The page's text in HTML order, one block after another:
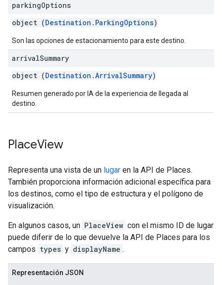
parkingOptions
object (Destination.ParkingOptions)
Son las opciones de estacionamiento para este destino.
arrivalSummary
object (Destination.ArrivalSummary)
Resumen generado por IA de la experiencia de llegada al
destino.
PlaceView
Representa una vista de un lugar en la API de Places.
También proporciona información adicional específica para
los destinos, como el tipo de estructura y el polígono de
visualización.
En algunos casos, un PlaceView con el mismo ID de lugar
puede diferir de lo que devuelve la API de Places para los
campos types y displayName .
Representación JSON